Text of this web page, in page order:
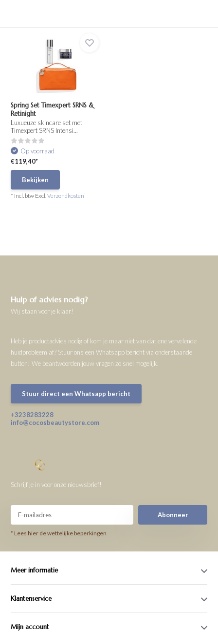
Spring Set Timexpert SRNS &
Retinight
Luxueuze skincare set met
Timexpert SRNS Intensi...
Op voorraad
€119,40*
Bekijken
* Incl. btw Excl.Verzendkosten
Hulp of advies nodig?
Wij staan voor je klaar!
Heb je productadvies nodig of kom je maar niet van dat ene vervelende
huidprobleem af? Stuur ons een Whatsapp bericht via onderstaande
button! We beantwoorden jouw vragen zo snel mogelijk.
Stuur direct een Whatsapp bericht
+3238283228
info@cocosbeautystore.com
Schrijf je in voor onze nieuwsbrief!
Abonneer
* Lees hier de wettelijke beperkingen
Meer informatie
Klantenservice
Mijn account